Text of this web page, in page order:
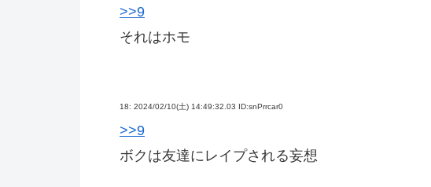
>>9
それはホモ
18: 2024/02/10(土) 14:49:32.03 ID:snPrrcar0
>>9
ボクは友達にレイプされる妄想